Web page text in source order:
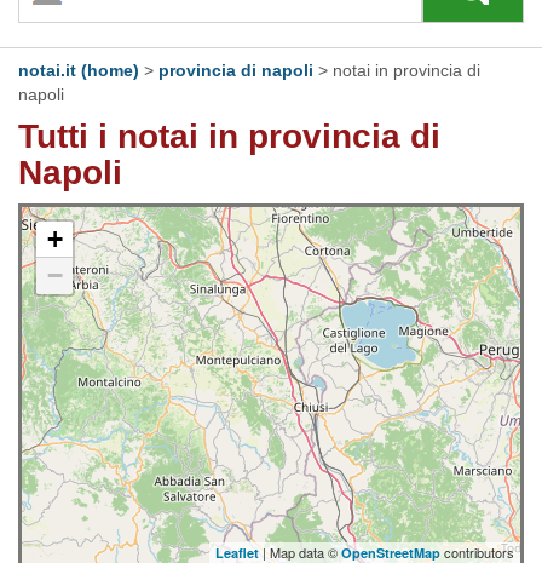
notai.it (home) > provincia di napoli > notai in provincia di
napoli
Tutti i notai in provincia di
Napoli
+
−
Leaflet| Map data © OpenStreetMapcontributors